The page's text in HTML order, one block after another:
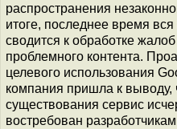
распространения
итоге, последнее время
сводится к обработке
проблемного контента.
целевого использования
компания пришла к выводу,
существования сервис
востребован